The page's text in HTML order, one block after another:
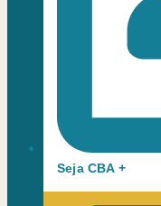
Seja CBA +